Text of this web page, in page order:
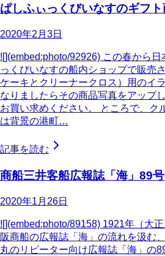
ぱしふぃっくびいなすのギフ
2020年2月3日
![](embed:photo/92926) この春から
っくびいなすの船内ショップで販売
ケーキとクリーナークロス）用のイ
なりましたらその商品写真をアップ
お買い求めください。 ところで、ク
は背景の港町…
記事を読む
商船三井客船広報誌「海」89号
2020年1月26日
![](embed:photo/89158) 1921年（大
阪商船の広報誌「海」の流れを汲む
丸のリピーター向け広報誌「海」の